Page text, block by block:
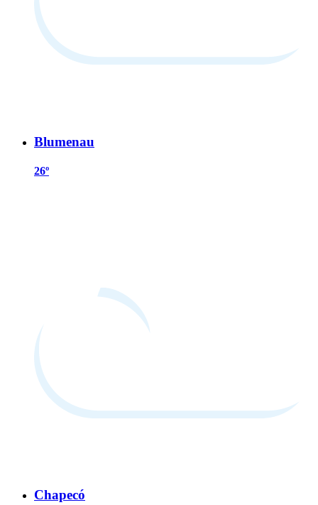
Blumenau
26º
Chapecó